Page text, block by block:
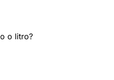
o litro?